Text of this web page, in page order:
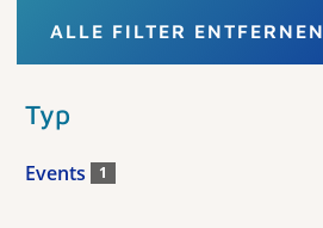
ALLE FILTER ENTFERNEN
Typ
Events 1